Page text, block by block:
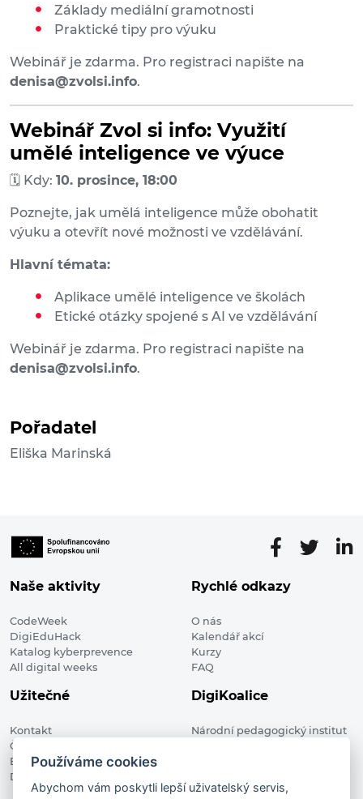
Základy mediální gramotnosti
Praktické tipy pro výuku
Webinář je zdarma. Pro registraci napište na
denisa@zvolsi.info.
Webinář Zvol si info: Využití
umělé inteligence ve výuce
🗓 Kdy: 10. prosince, 18:00
Poznejte, jak umělá inteligence může obohatit
výuku a otevřít nové možnosti ve vzdělávání.
Hlavní témata:
Aplikace umělé inteligence ve školách
Etické otázky spojené s AI ve vzdělávání
Webinář je zdarma. Pro registraci napište na
denisa@zvolsi.info.
Pořadatel
Eliška Marinská
Naše aktivity
CodeWeek
DigiEduHack
Katalog kyberprevence
All digital weeks
Rychlé odkazy
O nás
Kalendář akcí
Kurzy
FAQ
Užitečné
Kontakt
Členské organizace
Blog
Digitalizace ve vzdělávání
DigiKoalice
Národní pedagogický institut
Používáme cookies
Abychom vám poskytli lepší uživatelský servis,